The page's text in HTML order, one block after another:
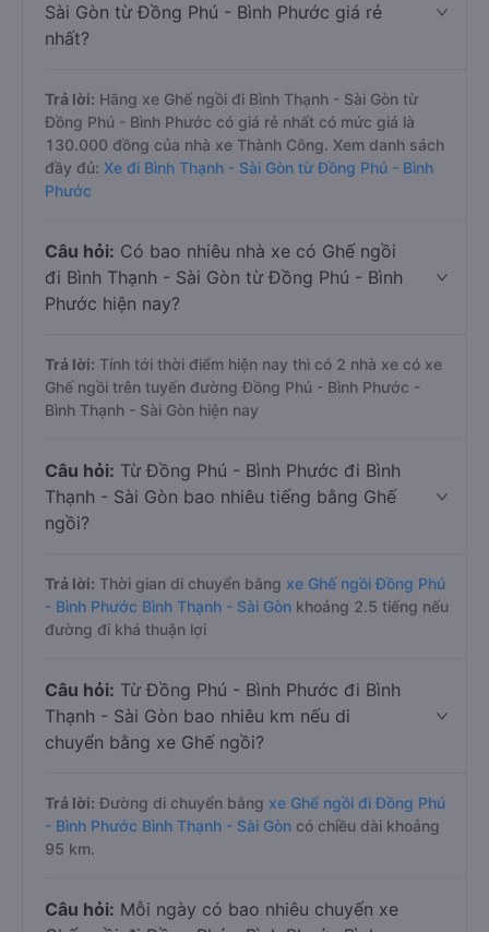
Sài Gòn từ Đồng Phú - Bình Phước giá rẻ
nhất?
Trả lời: Hãng xe Ghế ngồi đi Bình Thạnh - Sài Gòn từ
Đồng Phú - Bình Phước có giá rẻ nhất có mức giá là
130.000 đồng của nhà xe Thành Công. Xem danh sách
đầy đủ: Xe đi Bình Thạnh - Sài Gòn từ Đồng Phú - Bình
Phước
Câu hỏi: Có bao nhiêu nhà xe có Ghế ngồi
đi Bình Thạnh - Sài Gòn từ Đồng Phú - Bình
Phước hiện nay?
Trả lời: Tính tới thời điểm hiện nay thì có 2 nhà xe có xe
Ghế ngồi trên tuyến đường Đồng Phú - Bình Phước -
Bình Thạnh - Sài Gòn hiện nay
Câu hỏi: Từ Đồng Phú - Bình Phước đi Bình
Thạnh - Sài Gòn bao nhiêu tiếng bằng Ghế
ngồi?
Trả lời: Thời gian di chuyển bằng xe Ghế ngồi Đồng Phú
- Bình Phước Bình Thạnh - Sài Gòn khoảng 2.5 tiếng nếu
đường đi khá thuận lợi
Câu hỏi: Từ Đồng Phú - Bình Phước đi Bình
Thạnh - Sài Gòn bao nhiêu km nếu di
chuyển bằng xe Ghế ngồi?
Trả lời: Đường di chuyển bằng xe Ghế ngồi đi Đồng Phú
- Bình Phước Bình Thạnh - Sài Gòn có chiều dài khoảng
95 km.
Câu hỏi: Mỗi ngày có bao nhiêu chuyến xe